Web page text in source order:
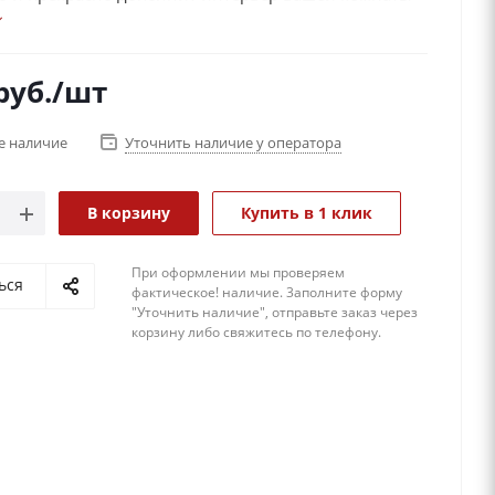
видом!
/шт
наличие Уточнить наличие у оператора
В корзину Купить в 1 клик
При оформлении мы проверяем
фактическое! наличие. 3аполните форму
"Уточнить наличие", отправьте заказ через
корзину либо свяжитесь по телефону.